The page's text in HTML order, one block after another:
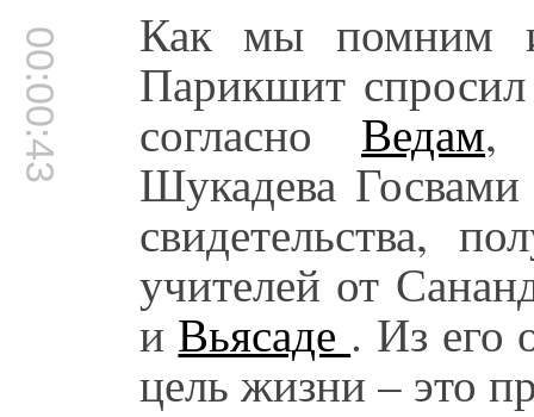
00:00:43 Как мы помним
Парикшит
согласно Ведам,
Шукадева Госвами
свидетельства,
учителей от
и Вьясаде . Из его
цель жизни – это